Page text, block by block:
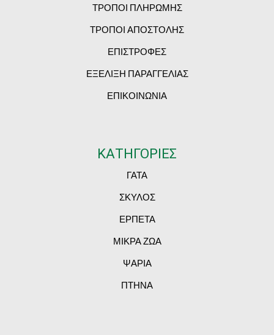
ΤΡΟΠΟΙ ΠΛΗΡΩΜΗΣ
ΤΡΟΠΟΙ ΑΠΟΣΤΟΛΗΣ
ΕΠΙΣΤΡΟΦΕΣ
ΕΞΕΛΙΞΗ ΠΑΡΑΓΓΕΛΙΑΣ
ΕΠΙΚΟΙΝΩΝΙΑ
ΚΑΤΗΓΟΡΙΕΣ
ΓΑΤΑ
ΣΚΥΛΟΣ
ΕΡΠΕΤΑ
ΜΙΚΡΑ ΖΩΑ
ΨΑΡΙΑ
ΠΤΗΝΑ